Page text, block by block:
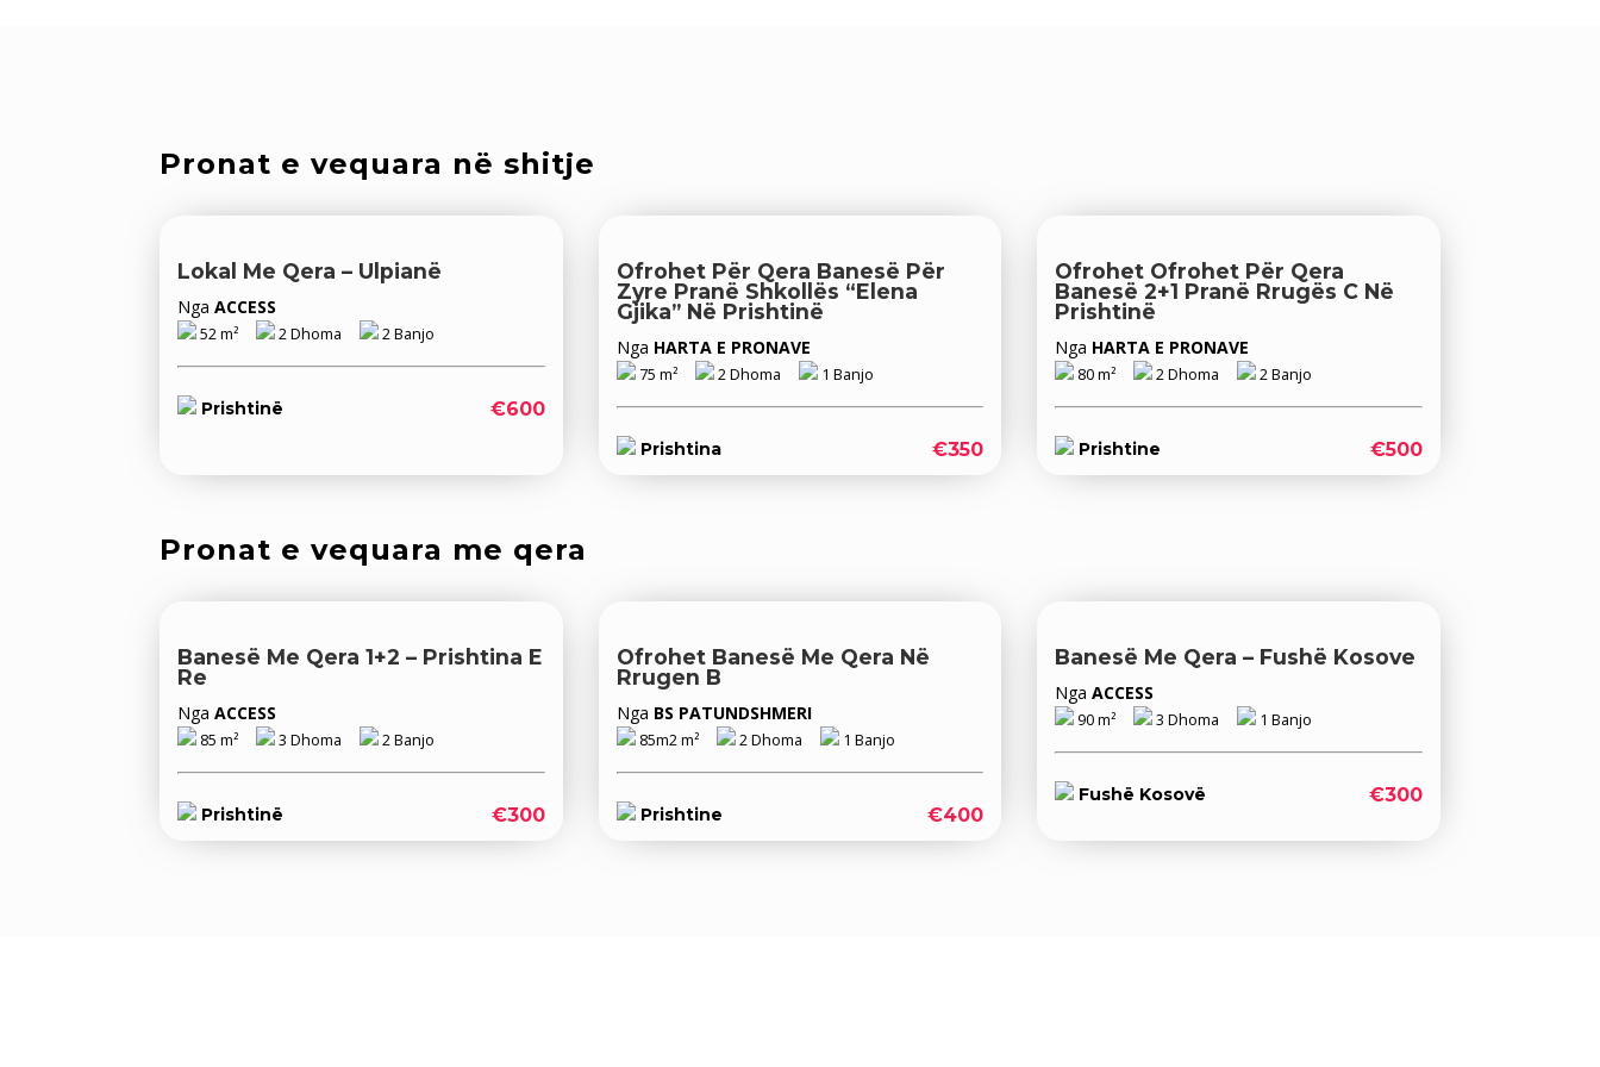
Pronat e vequara në shitje
Lokal Me Qera – Ulpianë
NgaACCESS
52 m² 2 Dhoma 2 Banjo
Prishtinë €600
Ofrohet Për Qera Banesë Për
Zyre Pranë Shkollës “Elena
Gjika” Në Prishtinë
Nga HARTA E PRONAVE
75 m² 2 Dhoma 1 Banjo
Prishtina €350
Ofrohet Ofrohet Për Qera
Banesë 2+1 Pranë Rrugës C Në
Prishtinë
Nga HARTA E PRONAVE
80 m² 2 Dhoma 2 Banjo
Prishtine €500
Pronat e vequara me qera
Banesë Me Qera 1+2 – Prishtina E
Re
NgaACCESS
85 m² 3 Dhoma 2 Banjo
Prishtinë €300
Ofrohet Banesë Me Qera Në
Rrugen B
Nga BS PATUNDSHMERI
85m2 m² 2 Dhoma 1 Banjo
Prishtine €400
Banesë Me Qera – Fushë Kosove
NgaACCESS
90 m² 3 Dhoma 1 Banjo
Fushë Kosovë €300